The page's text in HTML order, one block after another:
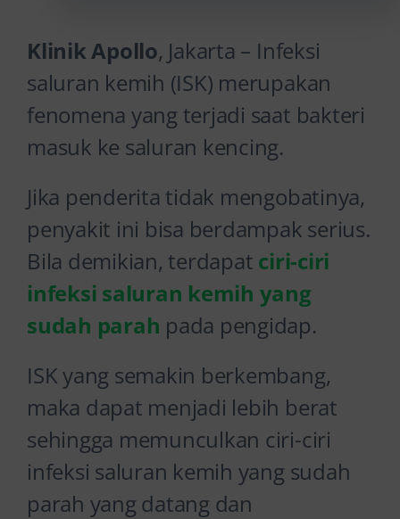
Klinik Apollo, Jakarta – Infeksi
saluran kemih (ISK) merupakan
fenomena yang terjadi saat bakteri
masuk ke saluran kencing.
Jika penderita tidak mengobatinya,
penyakit ini bisa berdampak serius.
Bila demikian, terdapat ciri-ciri
infeksi saluran kemih yang
sudah parah pada pengidap.
ISK yang semakin berkembang,
maka dapat menjadi lebih berat
sehingga memunculkan ciri-ciri
infeksi saluran kemih yang sudah
parah yang datang dan